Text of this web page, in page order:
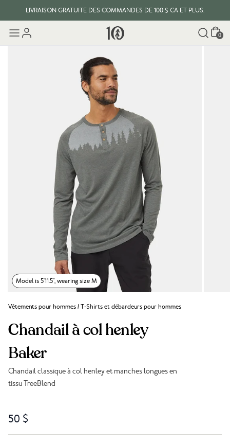
LIVRAISON GRATUITE DES COMMANDES DE 100 $ CA ET PLUS.
Panier
0
Model is 5'11.5", wearing size M
Vêtements pour hommes/T-Shirts et débardeurs pour hommes
Chandail à col henley
Baker
Chandail classique à col henley et manches longues en
tissu TreeBlend
50 $